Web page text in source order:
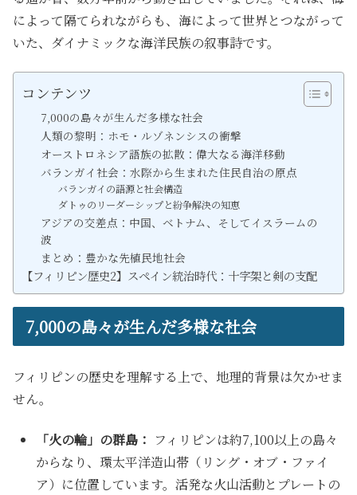
によって隔てられながらも、海によって世界とつながって
いた、ダイナミックな海洋民族の叙事詩です。
コンテンツ
7,000の島々が生んだ多様な社会
人類の黎明：ホモ・ルゾネンシスの衝撃
オーストロネシア語族の拡散：偉大なる海洋移動
バランガイ社会：水際から生まれた住民自治の原点
バランガイの語源と社会構造
ダトゥのリーダーシップと紛争解決の知恵
アジアの交差点：中国、ベトナム、そしてイスラームの
波
まとめ：豊かな先植民地社会
【フィリピン歴史2】スペイン統治時代：十字架と剣の支配
7,000の島々が生んだ多様な社会
フィリピンの歴史を理解する上で、地理的背景は欠かせま
せん。
「火の輪」の群島： フィリピンは約7,100以上の島々
からなり、環太平洋造山帯（リング・オブ・ファイ
ア）に位置しています。活発な火山活動とプレートの